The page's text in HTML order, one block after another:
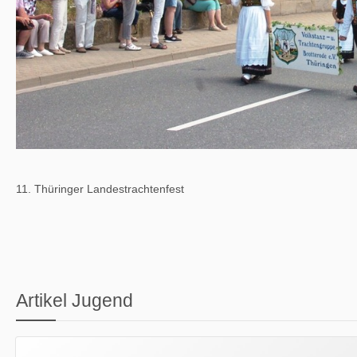
11. Thüringer Landestrachtenfest
Artikel Jugend